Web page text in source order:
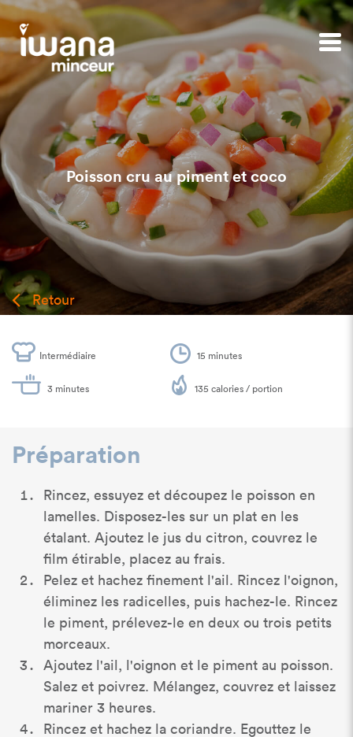
Poisson cru au piment et coco
Retour
Intermédiaire 15 minutes
3 minutes 135 calories / portion
Préparation
Rincez, essuyez et découpez le poisson en
lamelles. Disposez-les sur un plat en les
étalant. Ajoutez le jus du citron, couvrez le
film étirable, placez au frais.
Pelez et hachez finement l'ail. Rincez l'oignon,
éliminez les radicelles, puis hachez-le. Rincez
le piment, prélevez-le en deux ou trois petits
morceaux.
Ajoutez l'ail, l'oignon et le piment au poisson.
Salez et poivrez. Mélangez, couvrez et laissez
mariner 3 heures.
Rincez et hachez la coriandre. Egouttez le